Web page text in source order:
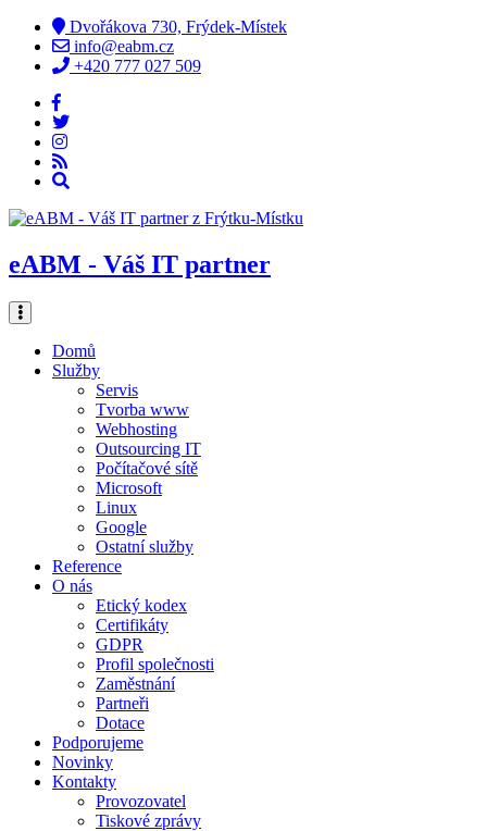
Dvořákova 730, Frýdek-Místek
info@eabm.cz
+420 777 027 509
eABM - Váš IT partner
Domů
Služby
Servis
Tvorba www
Webhosting
Outsourcing IT
Počítačové sítě
Microsoft
Linux
Google
Ostatní služby
Reference
O nás
Etický kodex
Certifikáty
GDPR
Profil společnosti
Zaměstnání
Partneři
Dotace
Podporujeme
Novinky
Kontakty
Provozovatel
Tiskové zprávy